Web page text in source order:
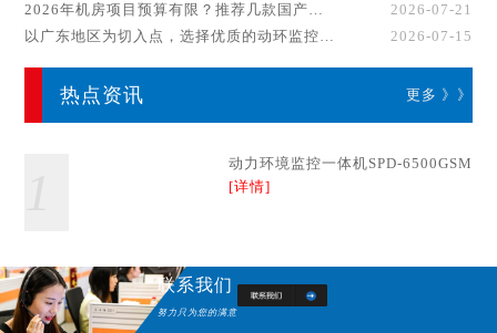
2026年机房项目预算有限？推荐几款国产动环监控系统品牌
2026-07-21
以广东地区为切入点，选择优质的动环监控系统厂家
2026-07-15
热点资讯 更多 》》
动力环境监控一体机SPD-6500GSM
[详情]
联系我们
努力只为您的满意